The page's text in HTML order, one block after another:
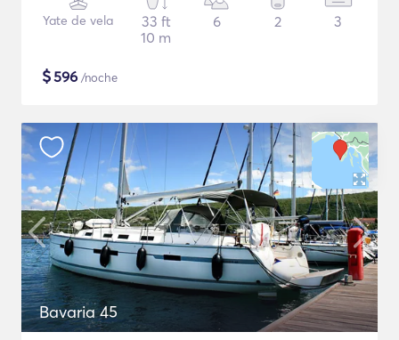
Yate de vela
33 ft
10 m
6 2 3
$596 /noche
Bavaria 45